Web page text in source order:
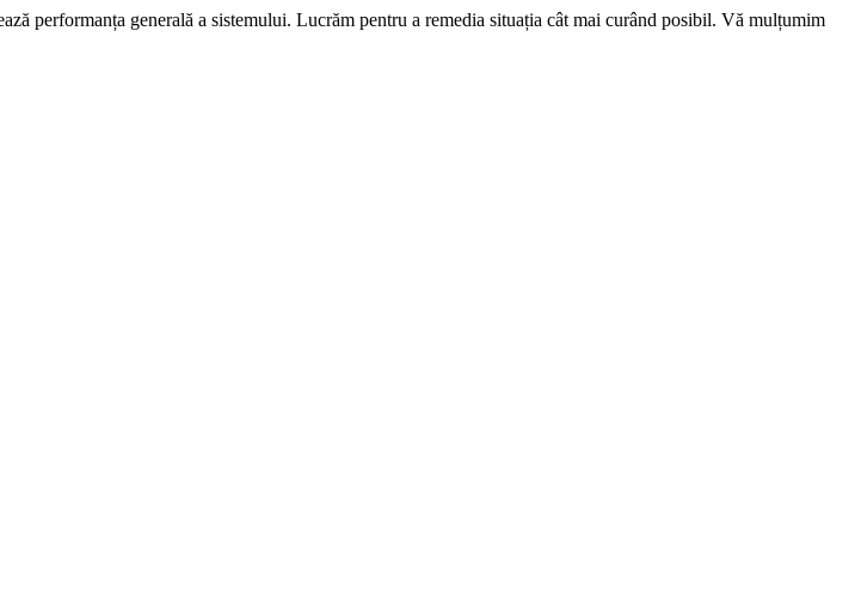
performanța generală a sistemului. Lucrăm pentru a remedia situația cât mai curând posibil. Vă mulțumim